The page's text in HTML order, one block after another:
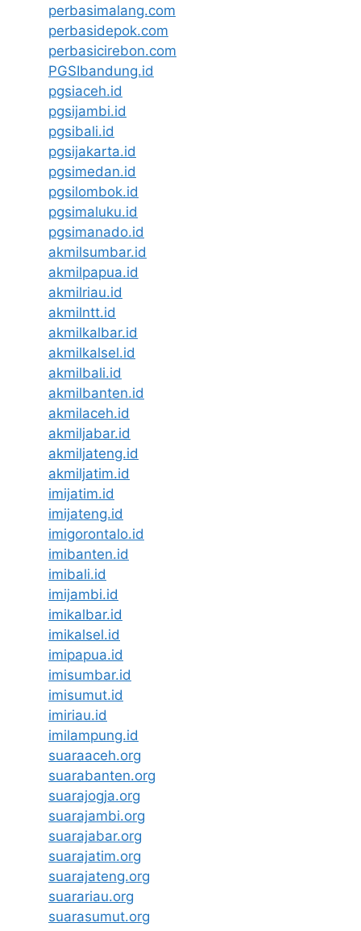
perbasimalang.com
perbasidepok.com
perbasicirebon.com
PGSIbandung.id
pgsiaceh.id
pgsijambi.id
pgsibali.id
pgsijakarta.id
pgsimedan.id
pgsilombok.id
pgsimaluku.id
pgsimanado.id
akmilsumbar.id
akmilpapua.id
akmilriau.id
akmilntt.id
akmilkalbar.id
akmilkalsel.id
akmilbali.id
akmilbanten.id
akmilaceh.id
akmiljabar.id
akmiljateng.id
akmiljatim.id
imijatim.id
imijateng.id
imigorontalo.id
imibanten.id
imibali.id
imijambi.id
imikalbar.id
imikalsel.id
imipapua.id
imisumbar.id
imisumut.id
imiriau.id
imilampung.id
suaraaceh.org
suarabanten.org
suarajogja.org
suarajambi.org
suarajabar.org
suarajatim.org
suarajateng.org
suarariau.org
suarasumut.org